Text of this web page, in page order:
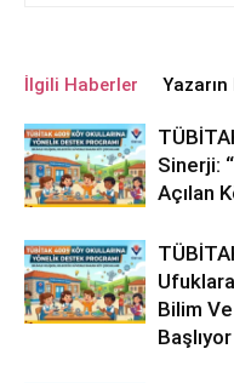
İlgili Haberler
Sinerji:
Açılan
Bilim
Başlıyor